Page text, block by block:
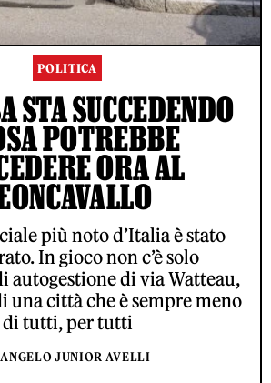
POLITICA
STA SUCCEDENDO
POTREBBE
ORA AL
più noto d’Italia è stato
In gioco non c’è solo
autogestione di via Watteau,
una città che è sempre meno
di tutti, per tutti
JUNIOR AVELLI